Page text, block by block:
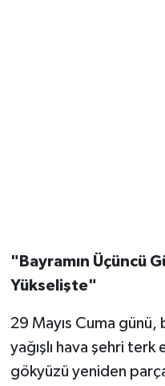
"Bayramın Üçüncü
Yükselişte"
29 Mayıs Cuma günü,
yağışlı hava şehri
gökyüzü yeniden